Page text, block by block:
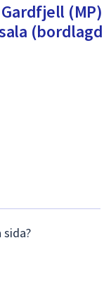
enter
för
(MP)
(bordlagd
sida?